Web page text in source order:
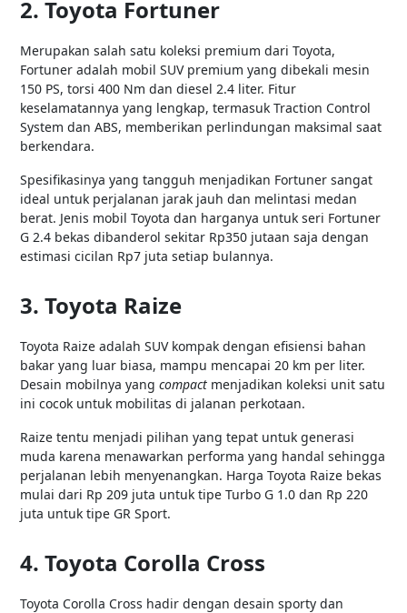
2. Toyota Fortuner
Merupakan salah satu koleksi premium dari Toyota,
Fortuner adalah mobil SUV premium yang dibekali mesin
150 PS, torsi 400 Nm dan diesel 2.4 liter. Fitur
keselamatannya yang lengkap, termasuk Traction Control
System dan ABS, memberikan perlindungan maksimal saat
berkendara.
Spesifikasinya yang tangguh menjadikan Fortuner sangat
ideal untuk perjalanan jarak jauh dan melintasi medan
berat. Jenis mobil Toyota dan harganya untuk seri Fortuner
G 2.4 bekas dibanderol sekitar Rp350 jutaan saja dengan
estimasi cicilan Rp7 juta setiap bulannya.
3. Toyota Raize
Toyota Raize adalah SUV kompak dengan efisiensi bahan
bakar yang luar biasa, mampu mencapai 20 km per liter.
Desain mobilnya yang compact menjadikan koleksi unit satu
ini cocok untuk mobilitas di jalanan perkotaan.
Raize tentu menjadi pilihan yang tepat untuk generasi
muda karena menawarkan performa yang handal sehingga
perjalanan lebih menyenangkan. Harga Toyota Raize bekas
mulai dari Rp 209 juta untuk tipe Turbo G 1.0 dan Rp 220
juta untuk tipe GR Sport.
4. Toyota Corolla Cross
Toyota Corolla Cross hadir dengan desain sporty dan